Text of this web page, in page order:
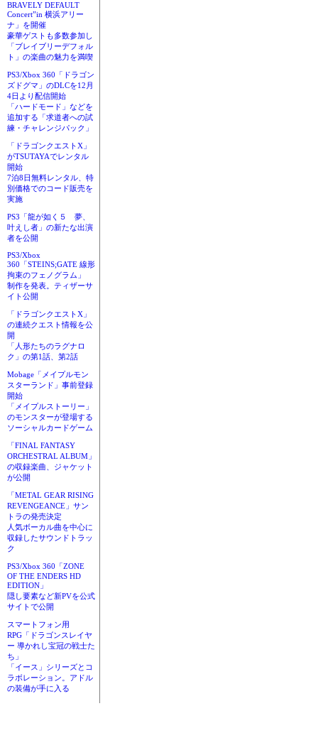
BRAVELY DEFAULT
Concert”in 横浜アリー
ナ」を開催
豪華ゲストも多数参加し
「ブレイブリーデフォル
ト」の楽曲の魅力を満喫
PS3/Xbox 360「ドラゴン
ズドグマ」のDLCを12月
4日より配信開始
「ハードモード」などを
追加する「求道者への試
練・チャレンジパック」
「ドラゴンクエストX」
がTSUTAYAでレンタル
開始
7泊8日無料レンタル、特
別価格でのコード販売を
実施
PS3「龍が如く５ 夢、
叶えし者」の新たな出演
者を公開
PS3/Xbox
360「STEINS;GATE 線形
拘束のフェノグラム」
制作を発表。ティザーサ
イト公開
「ドラゴンクエストX」
の連続クエスト情報を公
開
「人形たちのラグナロ
ク」の第1話、第2話
Mobage「メイプルモン
スターランド」事前登録
開始
「メイプルストーリー」
のモンスターが登場する
ソーシャルカードゲーム
「FINAL FANTASY
ORCHESTRAL ALBUM」
の収録楽曲、ジャケット
が公開
「METAL GEAR RISING
REVENGEANCE」サン
トラの発売決定
人気ボーカル曲を中心に
収録したサウンドトラッ
ク
PS3/Xbox 360「ZONE
OF THE ENDERS HD
EDITION」
隠し要素など新PVを公式
サイトで公開
スマートフォン用
RPG「ドラゴンスレイヤ
ー 導かれし宝冠の戦士た
ち」
「イース」シリーズとコ
ラボレーション。アドル
の装備が手に入る